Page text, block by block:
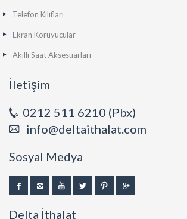
Telefon Kılıfları
Ekran Koruyucular
Akıllı Saat Aksesuarları
İletişim
0212 511 6210 (Pbx)
info@deltaithalat.com
Sosyal Medya
Delta İthalat